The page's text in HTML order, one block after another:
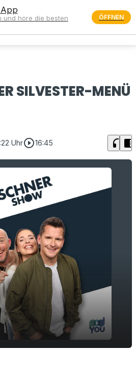
menu
SILVESTER-MENÜ
Uhrplay_circle_outline16:45 headphones chrome_reader_mode
und höre die besten
ÖFFNEN